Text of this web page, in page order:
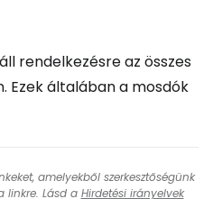
rendelkezésre az összes
általában a mosdók
amelyekből szerkesztőségünk
linkre. Lásd a Hirdetési irányelvek